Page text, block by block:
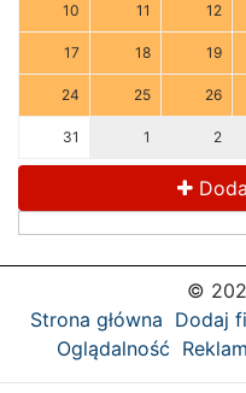
10 11 12
17 18 19
24 25 26
31 1 2
©
Strona główna Dodaj
Oglądalność